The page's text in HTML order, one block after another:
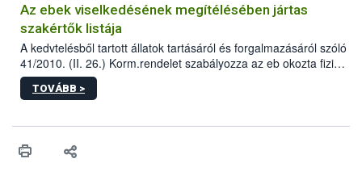
Az ebek viselkedésének megítélésében jártas
szakértők listája
A kedvtelésből tartott állatok tartásáról és forgalmazásáról szóló
41/2010. (II. 26.) Korm.rendelet szabályozza az eb okozta fizikai
sérülés, illetve ennek veszélye keletkezésekor felmerülő
hatósági feladatokat, valamint a veszélyes eb tartását és annak
vonni az ebek viselkedésének megítélésében jártas szakértőt.
TOVÁBB >